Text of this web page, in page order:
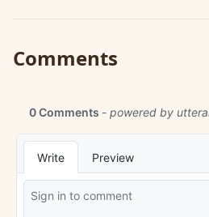
Comments